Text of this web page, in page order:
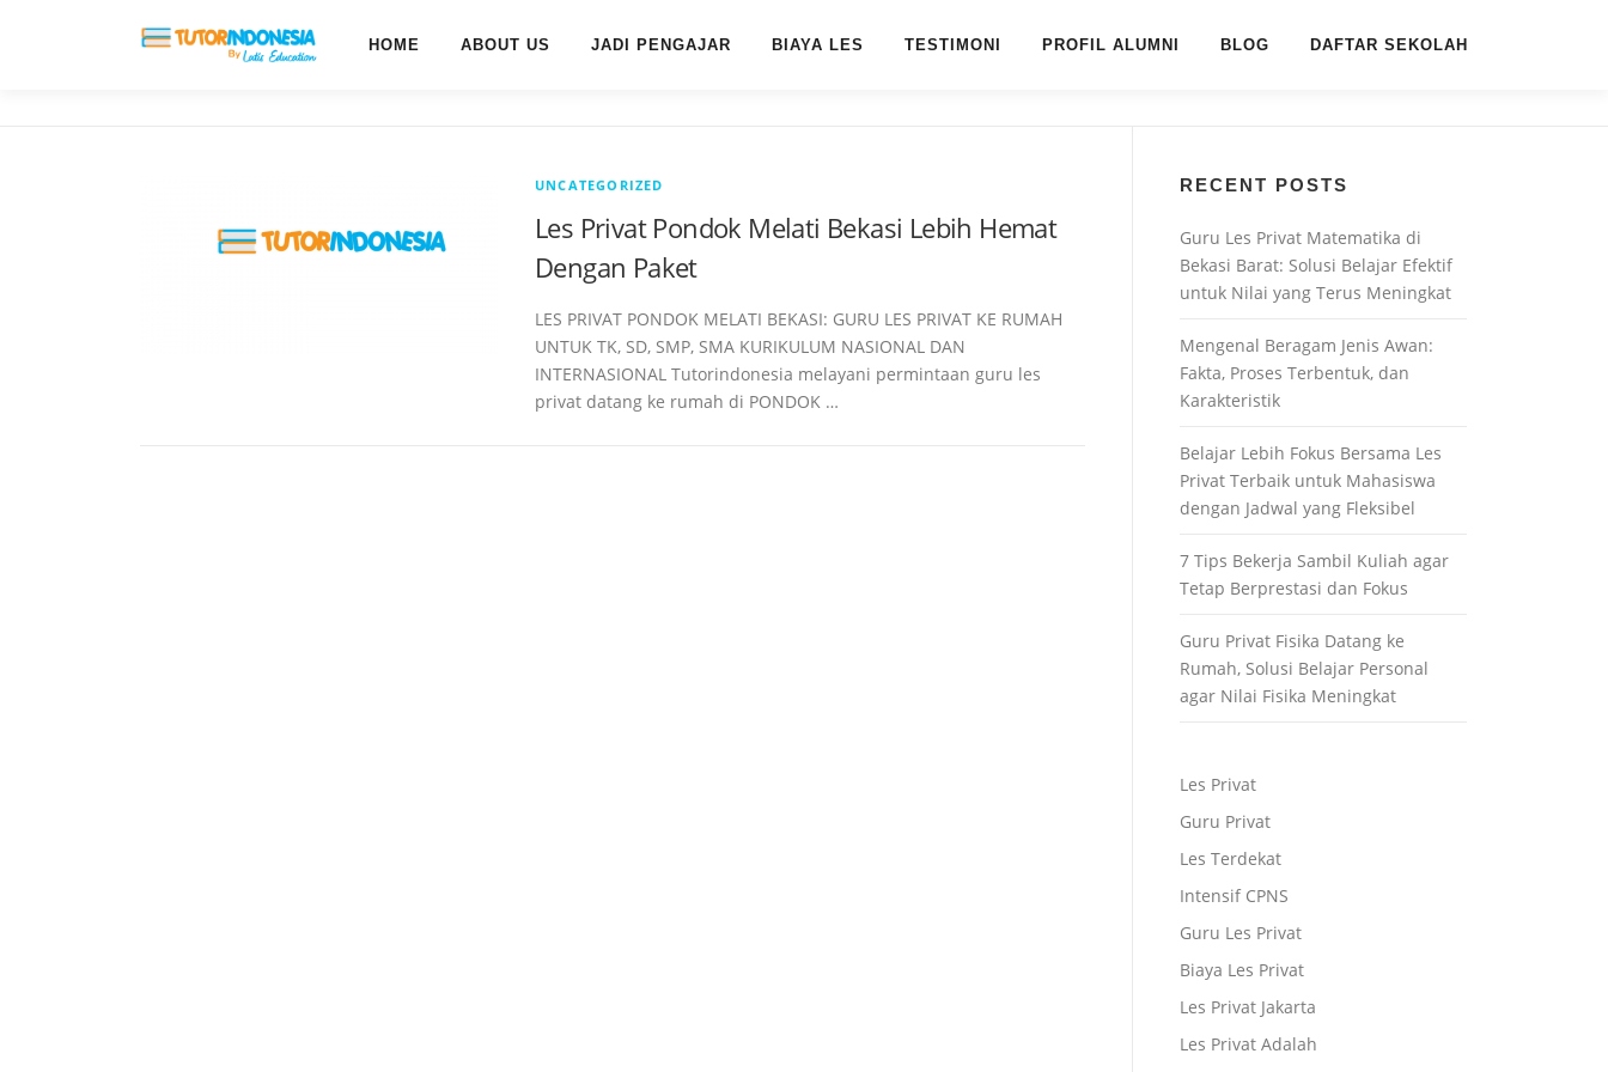
HOME ABOUT US JADI PENGAJAR BIAYA LES TESTIMONI PROFIL ALUMNI BLOG DAFTAR SEKOLAH
UNCATEGORIZED
Les Privat Pondok Melati Bekasi Lebih Hemat
Dengan Paket
LES PRIVAT PONDOK MELATI BEKASI: GURU LES PRIVAT KE RUMAH
UNTUK TK, SD, SMP, SMA KURIKULUM NASIONAL DAN
INTERNASIONAL Tutorindonesia melayani permintaan guru les
privat datang ke rumah di PONDOK …
RECENT POSTS
Guru Les Privat Matematika di
Bekasi Barat: Solusi Belajar Efektif
untuk Nilai yang Terus Meningkat
Mengenal Beragam Jenis Awan:
Fakta, Proses Terbentuk, dan
Karakteristik
Belajar Lebih Fokus Bersama Les
Privat Terbaik untuk Mahasiswa
dengan Jadwal yang Fleksibel
7 Tips Bekerja Sambil Kuliah agar
Tetap Berprestasi dan Fokus
Guru Privat Fisika Datang ke
Rumah, Solusi Belajar Personal
agar Nilai Fisika Meningkat
Les Privat
Guru Privat
Les Terdekat
Intensif CPNS
Guru Les Privat
Biaya Les Privat
Les Privat Jakarta
Les Privat Adalah